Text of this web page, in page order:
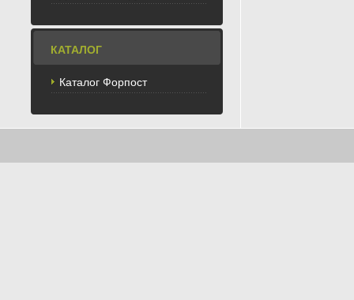
КАТАЛОГ
Каталог Форпост